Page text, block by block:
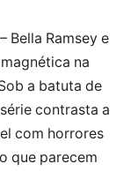
Bella Ramsey e
na
a batuta de
contrasta a
com horrores
que parecem